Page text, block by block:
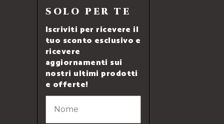
SOLO PER TE
Iscriviti per ricevere il
tuo sconto esclusivo e
ricevere
aggiornamenti sui
nostri ultimi prodotti
e offerte!